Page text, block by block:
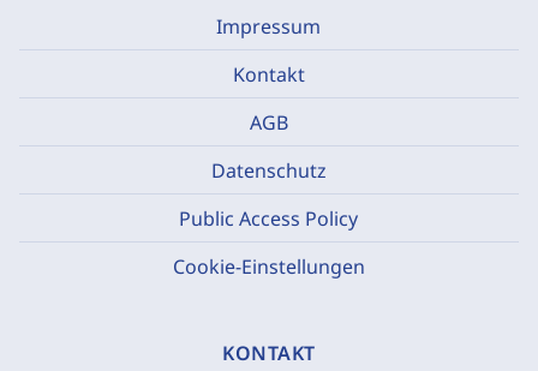
Impressum
Kontakt
AGB
Datenschutz
Public Access Policy
Cookie-Einstellungen
KONTAKT